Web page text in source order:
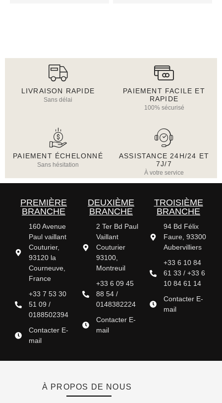
LIVRAISON RAPIDE
Sans délai
PAIEMENT FACILE ET
RAPIDE
100% sécurisé
PAIEMENT ÉCHELONNÉ
Sans hésitation
ASSISTANCE 24H/24 ET
7J/7
À votre service
PREMIÈRE
BRANCHE
160 Avenue
Paul vaillant
Couturier,
93120 la
Courneuve,
France
+33 7 53 30
51 09 /
0188502394
Contacter E-
mail
DEUXIÈME
BRANCHE
2 Ter Bd Paul
Vaillant
Couturier
93100,
Montreuil
+33 6 09 45
88 54 /
0148382224
Contacter E-
mail
TROISIÈME
BRANCHE
94 Bd Félix
Faure, 93300
Aubervilliers
+33 6 10 84
61 33 / +33 6
10 84 61 14
Contacter E-
mail
À PROPOS DE NOUS